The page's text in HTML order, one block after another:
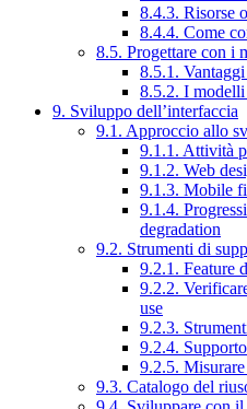
8.4.3. Risorse
8.4.4. Come
8.5. Progettare con i
8.5.1.
8.5.2. I
9. Sviluppo dell’interfaccia
9.1. Approccio allo
9.1.1. Attività
9.1.2. Web
9.1.3. Mobile
9.1.4.
degradation
9.2. Strumenti di
9.2.1. Feature
9.2.2.
use
9.2.3.
9.2.4.
9.2.5.
9.3. Catalogo del